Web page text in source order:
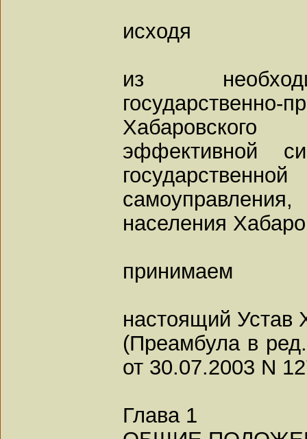
исходя
из
эффективной
населения
принимаем
настоящий Устав
(Преамбула в
от 30.07.2003 N
Глава 1